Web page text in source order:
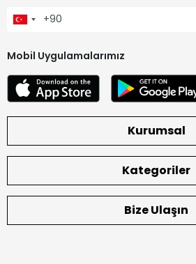
Mobil Uygulamalarımız
Kurumsal
Kategoriler
Bize Ulaşın